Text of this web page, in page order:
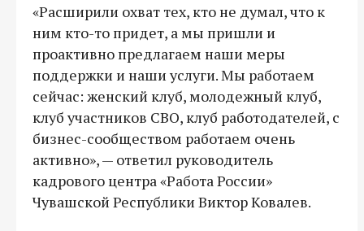
«Расширили охват тех, кто не думал, что к
ним кто-то придет, а мы пришли и
проактивно предлагаем наши меры
поддержки и наши услуги. Мы работаем
сейчас: женский клуб, молодежный клуб,
клуб участников СВО, клуб работодателей, с
бизнес-сообществом работаем очень
активно», — ответил руководитель
кадрового центра «Работа России»
Чувашской Республики Виктор Ковалев.